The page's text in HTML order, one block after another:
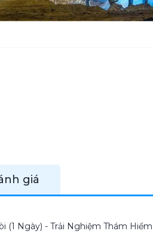
giá
(1 Ngày) - Trải Nghiệm Thám